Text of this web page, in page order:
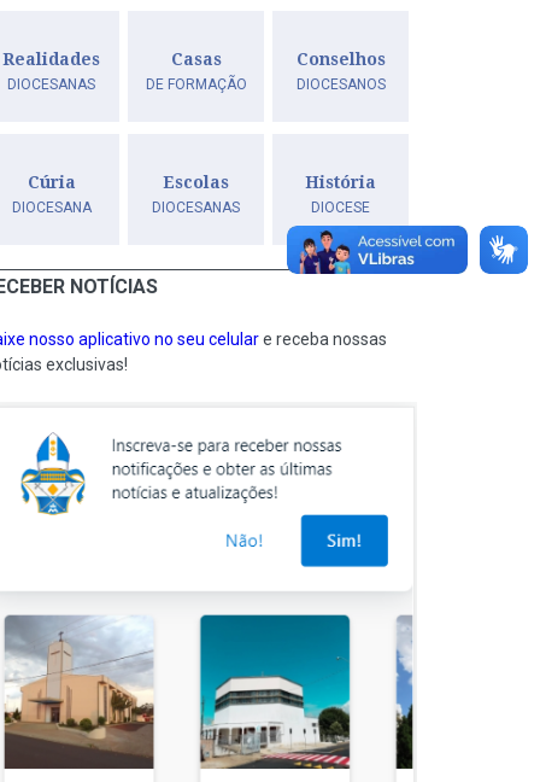
Realidades
DIOCESANAS
Casas
DE FORMAÇÃO
Conselhos
DIOCESANOS
Cúria
DIOCESANA
Escolas
DIOCESANAS
História
DIOCESE
NOTÍCIAS
nosso aplicativo no seu celulare receba nossas
exclusivas!